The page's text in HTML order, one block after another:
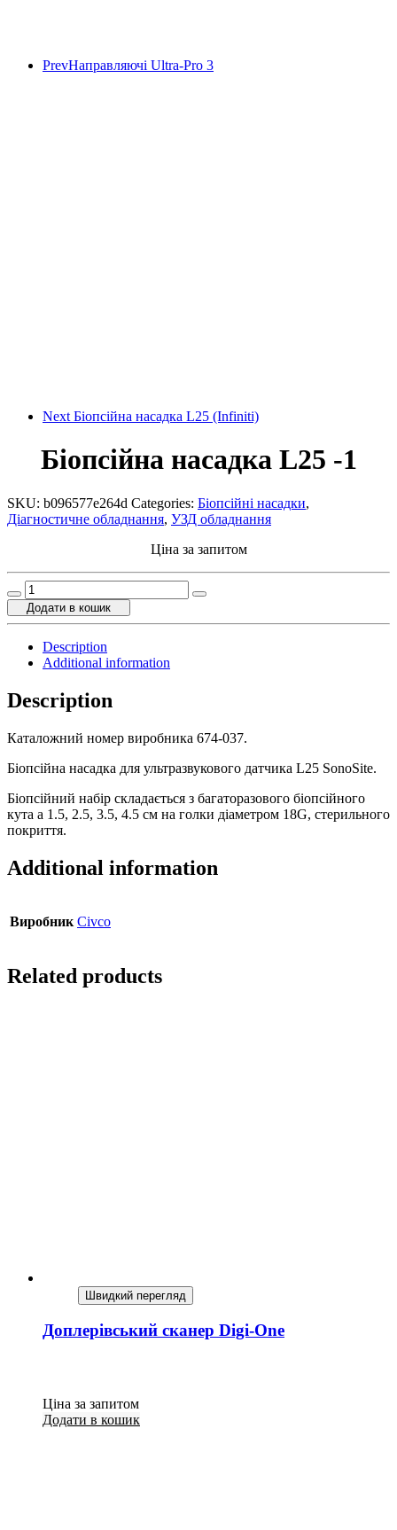
PrevНаправляючі Ultra-Pro 3
Next Біопсійна насадка L25 (Infiniti)
Біопсійна насадка L25 -1
SKU: b096577e264d Categories: Біопсійні насадки,
Діагностичне обладнання, УЗД обладнання
Ціна за запитом
Біопсійна
насадка
L25
quantity
Додати в кошик
Description
Additional information
Description
Каталожний номер виробника 674-037.
Біопсійна насадка для ультразвукового датчика L25 SonoSite.
Біопсійний набір складається з багаторазового біопсійного
кута а 1.5, 2.5, 3.5, 4.5 см на голки діаметром 18G, стерильного
покриття.
Additional information
Виробник Civco
Related products
Швидкий перегляд
Доплерівський сканер Digi-One
Ціна за запитом
Додати в кошик